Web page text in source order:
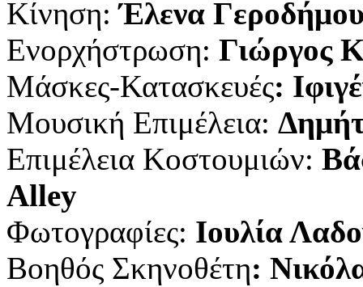
Κίνηση:Έλενα
Ενορχήστρωση: Γιώργος
Μάσκες-Κατασκευές:
Μουσική Επιμέλεια:
Επιμέλεια Κοστουμιών:
Alley
Φωτογραφίες: Ιουλία
Βοηθός Σκηνοθέτη: